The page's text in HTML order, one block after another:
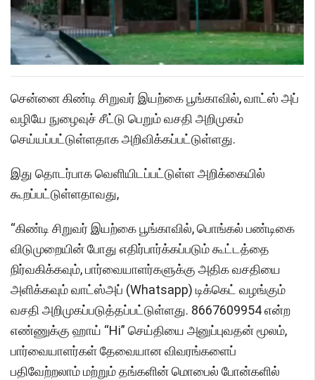
சென்னை கிண்டி சிறுவர் இயற்கை பூங்காவில், வாட்ஸ் அப்
வழியே நுழைவுச் சீட்டு பெறும் வசதி அறிமுகம்
செய்யப்பட்டுள்ளதாக அறிவிக்கப்பட்டுள்ளது.
இது தொடர்பாக வெளியிடப்பட்டுள்ள அறிக்கையில்
கூறப்பட்டுள்ளதாவது,
“கிண்டி சிறுவர் இயற்கை பூங்காவில், பொங்கல் பண்டிகை
விடுமுறையின் போது எதிர்பார்க்கப்படும் கூட்டத்தை
நிர்வகிக்கவும், பார்வையாளர்களுக்கு அதிக வசதியை
அளிக்கவும் வாட்ஸ்அப் (Whatsapp) டிக்கெட் வழங்கும்
வசதி அறிமுகப்படுத்தப்பட்டுள்ளது. 8667609954 என்ற
எண்ணுக்கு ஹாய் “Hi” செய்தியை அனுப்புவதன் மூலம்,
பார்வையாளர்கள் தேவையான விவரங்களைப்
பதிவேற்றலாம் மற்றும் தங்களின் மொபைல் போன்களில்